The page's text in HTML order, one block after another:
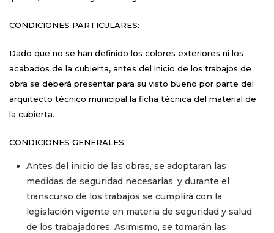
CONDICIONES PARTICULARES:
Dado que no se han definido los colores exteriores ni los
acabados de la cubierta, antes del inicio de los trabajos de
obra se deberá presentar para su visto bueno por parte del
arquitecto técnico municipal la ficha técnica del material de
la cubierta.
CONDICIONES GENERALES:
Antes del inicio de las obras, se adoptaran las
medidas de seguridad necesarias, y durante el
transcurso de los trabajos se cumplirá con la
legislación vigente en materia de seguridad y salud
de los trabajadores. Asimismo, se tomarán las